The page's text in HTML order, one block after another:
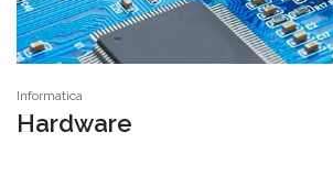
Informatica
Hardware